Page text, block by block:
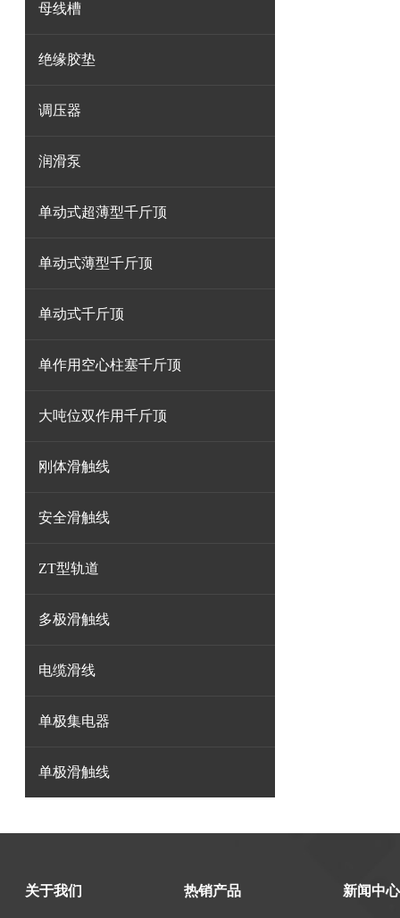
母线槽
绝缘胶垫
调压器
润滑泵
单动式超薄型千斤顶
单动式薄型千斤顶
单动式千斤顶
单作用空心柱塞千斤顶
大吨位双作用千斤顶
刚体滑触线
安全滑触线
ZT型轨道
多极滑触线
电缆滑线
单极集电器
单极滑触线
关于我们 热销产品 新闻中心